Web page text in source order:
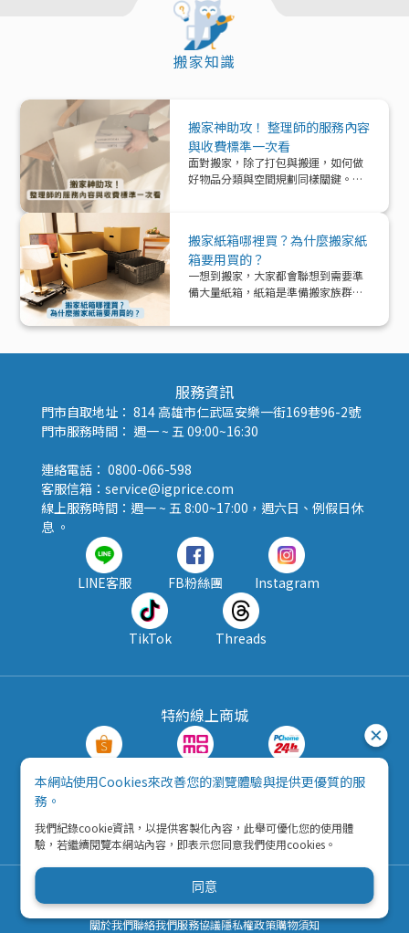
搬家知識
搬家神助攻！ 整理師的服務內容
與收費標準一次看
面對搬家，除了打包與搬運，如何做
好物品分類與空間規劃同樣關鍵。本
一次解析！
搬家紙箱哪裡買？為什麼搬家紙
箱要用買的？
一想到搬家，大家都會聯想到需要準
備大量紙箱，紙箱是準備搬家族群的
服務資訊
門市自取地址： 814 高雄市仁武區安樂一街169巷96-2號
門市服務時間： 週一 ~ 五 09:00~16:30
連絡電話： 0800-066-598
客服信箱：service@igprice.com
線上服務時間：週一 ~ 五 8:00~17:00，週六日、例假日休
息 。
LINE客服 FB粉絲團 Instagram
TikTok Threads
特約線上商城
露天拍賣 酷澎
Copyright © 2026 五九八資訊科技有限公司
營利事業統一編號：42792216
關於我們聯絡我們服務協議隱私權政策購物須知
本網站使用Cookies來改善您的瀏覽體驗與提供更優質的服
務。
我們紀錄cookie資訊，以提供客製化內容，此舉可優化您的使用體
驗，若繼續閱覽本網站內容，即表示您同意我們使用cookies。
同意